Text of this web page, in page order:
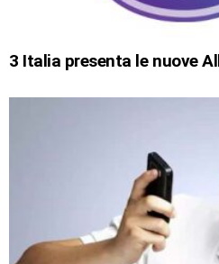
3 Italia presenta le nuove